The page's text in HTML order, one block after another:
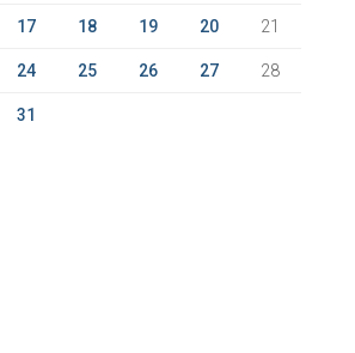
17 18 19 20 21
24 25 26 27 28
31